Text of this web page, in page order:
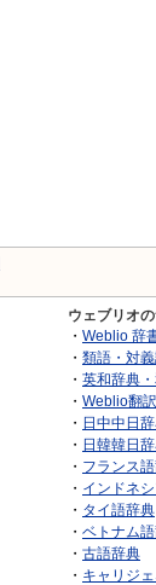
ウェブリオ
・ Weblio 辞
・ 類語・対
・ 英和辞典
・ Weblio翻訳
・ 日中中日
・ 日韓韓日
・ フランス
・ インドネ
・ タイ語辞典
・ ベトナム
・ 古語辞典
・ キャリジ